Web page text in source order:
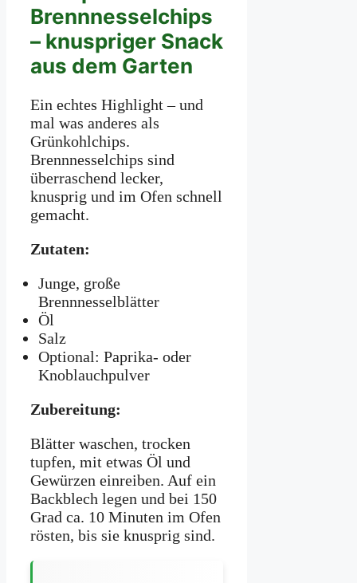
Brennnesselchips
– knuspriger Snack
aus dem Garten
Ein echtes Highlight – und
mal was anderes als
Grünkohlchips.
Brennnesselchips sind
überraschend lecker,
knusprig und im Ofen schnell
gemacht.
Zutaten:
Junge, große
Brennnesselblätter
Öl
Salz
Optional: Paprika- oder
Knoblauchpulver
Zubereitung:
Blätter waschen, trocken
tupfen, mit etwas Öl und
Gewürzen einreiben. Auf ein
Backblech legen und bei 150
Grad ca. 10 Minuten im Ofen
rösten, bis sie knusprig sind.